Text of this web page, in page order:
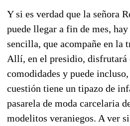
Y si es verdad que la señora
puede llegar a fin de mes,
sencilla, que acompañe en la
Allí, en el presidio, disfrutará
comodidades y puede
cuestión tiene un tipazo de
pasarela de moda carcelaria
modelitos veraniegos. A ver